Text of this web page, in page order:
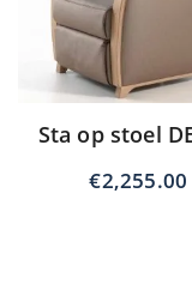
Sta op stoel
€2,255.00